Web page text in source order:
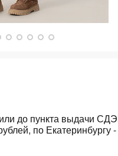
до пункта выдачи
по Екатеринбургу -
%